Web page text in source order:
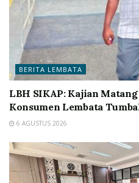
BERITA LEMBATA
LBH SIKAP: Kajian
Konsumen Lembata
6 AGUSTUS 2026